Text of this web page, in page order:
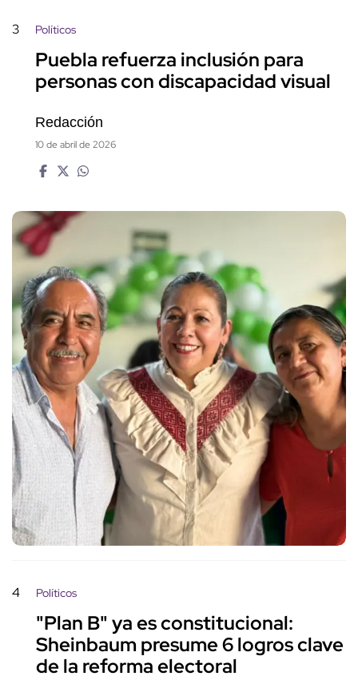
3 Políticos
Puebla refuerza inclusión para
personas con discapacidad visual
Redacción
10 de abril de 2026
4 Políticos
"Plan B" ya es constitucional:
Sheinbaum presume 6 logros clave
de la reforma electoral